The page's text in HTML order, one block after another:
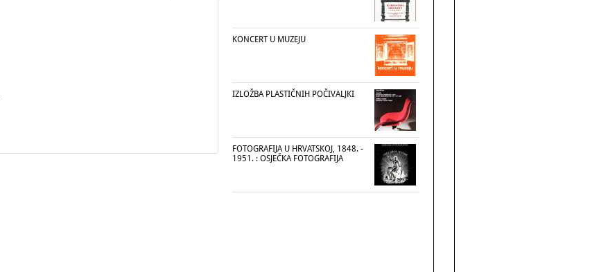
KONCERT U MUZEJU
IZLOŽBA PLASTIČNIH POČIVALJKI
FOTOGRAFIJA U HRVATSKOJ, 1848. -
1951. : OSJEČKA FOTOGRAFIJA